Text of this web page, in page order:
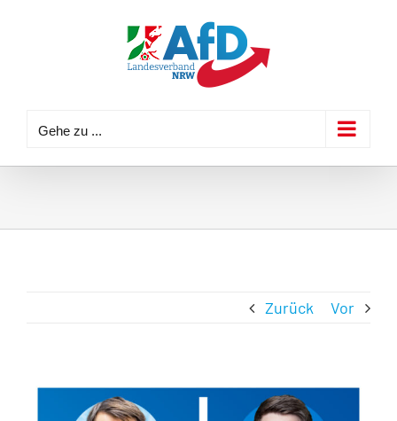
Gehe zu ...
Zurück Vor